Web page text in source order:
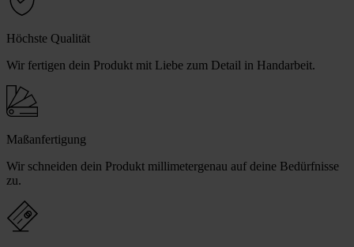
Höchste Qualität
Wir fertigen dein Produkt mit Liebe zum Detail in Handarbeit.
Maßanfertigung
Wir schneiden dein Produkt millimetergenau auf deine Bedürfnisse
zu.